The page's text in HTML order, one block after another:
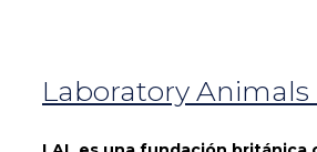
Laboratory Animals